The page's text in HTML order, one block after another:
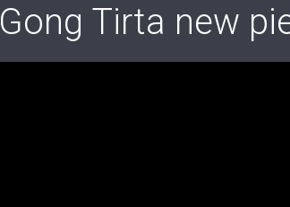
Gong Tirta new